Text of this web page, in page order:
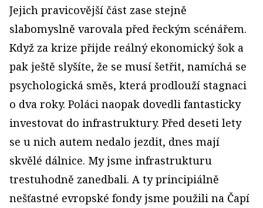
Jejich pravicovější část zase stejně
slabomyslně varovala před řeckým scénářem.
Když za krize přijde reálný ekonomický šok a
pak ještě slyšíte, že se musí šetřit, namíchá se
psychologická směs, která prodlouží stagnaci
o dva roky. Poláci naopak dovedli fantasticky
investovat do infrastruktury. Před deseti lety
se u nich autem nedalo jezdit, dnes mají
skvělé dálnice. My jsme infrastrukturu
trestuhodně zanedbali. A ty principiálně
nešťastné evropské fondy jsme použili na Čapí